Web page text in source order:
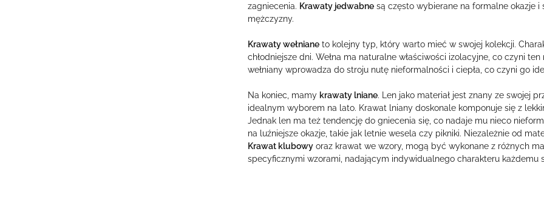
zagniecenia. Krawaty jedwabnesą często wybierane na formalne okazje
mężczyzny.
Krawaty wełnianeto kolejny typ, który warto mieć w swojej kolekcji.
chłodniejsze dni. Wełna ma naturalne właściwości izolacyjne, co czyni
wełniany wprowadza do stroju nutę nieformalności i ciepła, co czyni go
Na koniec, mamy krawaty lniane. Len jako materiał jest znany ze swojej
idealnym wyborem na lato. Krawat lniany doskonale komponuje się z
Jednak len ma też tendencję do gniecenia się, co nadaje mu nieco
na luźniejsze okazje, takie jak letnie wesela czy pikniki. Niezależnie od
Krawat klubowyoraz krawat we wzory, mogą być wykonane z różnych
specyficznymi wzorami, nadającym indywidualnego charakteru każdemu